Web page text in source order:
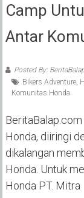
Camp
Antar
Posted By:
Bikers Adventure,
Komunitas Honda
Honda, diiringi
dikalangan
Honda. Untuk
Honda PT. Mitra